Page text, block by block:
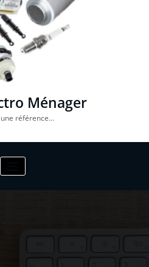
Ménager
référence…